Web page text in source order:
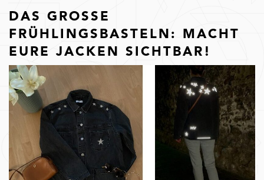
DAS GROSSE
FRÜHLINGSBASTELN: MACHT
EURE JACKEN SICHTBAR!